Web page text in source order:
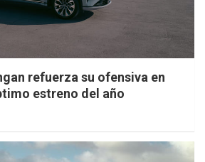
refuerza su ofensiva en
estreno del año